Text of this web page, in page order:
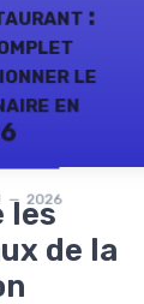
:
le
en
! — 2026
les
de la